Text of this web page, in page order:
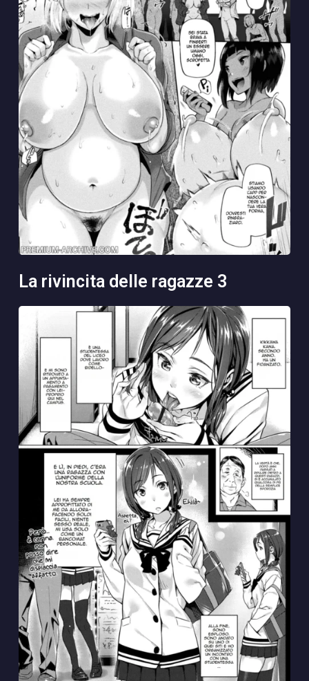
la rivincita delle ragazze 3